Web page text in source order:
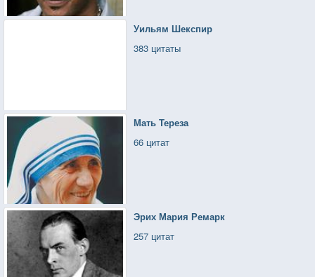
Уильям Шекспир
383 цитаты
Мать Тереза
66 цитат
Эрих Мария Ремарк
257 цитат